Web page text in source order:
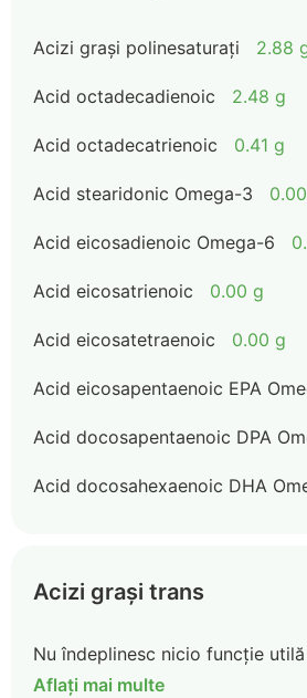
Acizi grași polinesaturați 2.88
Acid octadecadienoic 2.48 g
Acid octadecatrienoic 0.41 g
Acid stearidonic Omega-3
Acid eicosadienoic Omega-6
Acid eicosatrienoic 0.00 g
Acid eicosatetraenoic 0.00 g
Acid eicosapentaenoic EPA
Acid docosapentaenoic DPA
Acid docosahexaenoic DHA
Acizi grași trans
Nu îndeplinesc nicio funcție
Aflați mai multe